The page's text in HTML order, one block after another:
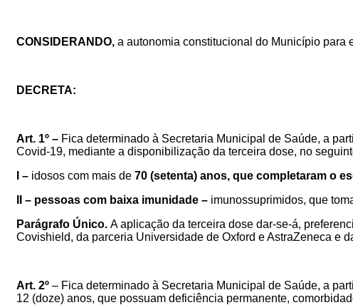
CONSIDERANDO, a autonomia constitucional do Município para
DECRETA:
Art. 1º – Fica determinado à Secretaria Municipal de Saúde, a
Covid-19, mediante a disponibilização da terceira dose, no
I – idosos com mais de 70 (setenta) anos, que completaram o
II – pessoas com baixa imunidade – imunossuprimidos, que
Parágrafo Único. A aplicação da terceira dose dar-se-á,
Covishield, da parceria Universidade de Oxford e AstraZeneca e
Art. 2º – Fica determinado à Secretaria Municipal de Saúde, a
12 (doze) anos, que possuam deficiência permanente,